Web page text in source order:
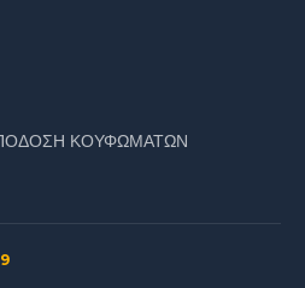
ΚΟΥΦΩΜΑΤΩΝ